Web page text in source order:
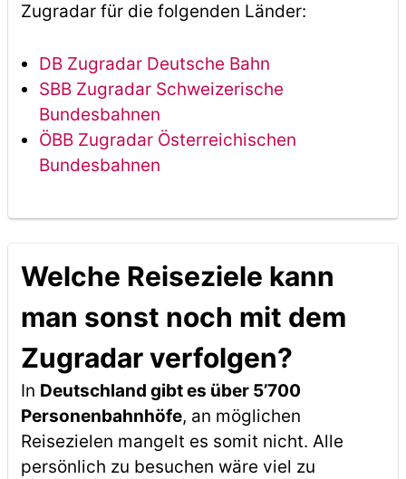
Zugradar für die folgenden Länder:
DB Zugradar Deutsche Bahn
SBB Zugradar Schweizerische
Bundesbahnen
ÖBB Zugradar Österreichischen
Bundesbahnen
Welche Reiseziele kann
man sonst noch mit dem
Zugradar verfolgen?
In Deutschland gibt es über 5’700
Personenbahnhöfe, an möglichen
Reisezielen mangelt es somit nicht. Alle
persönlich zu besuchen wäre viel zu